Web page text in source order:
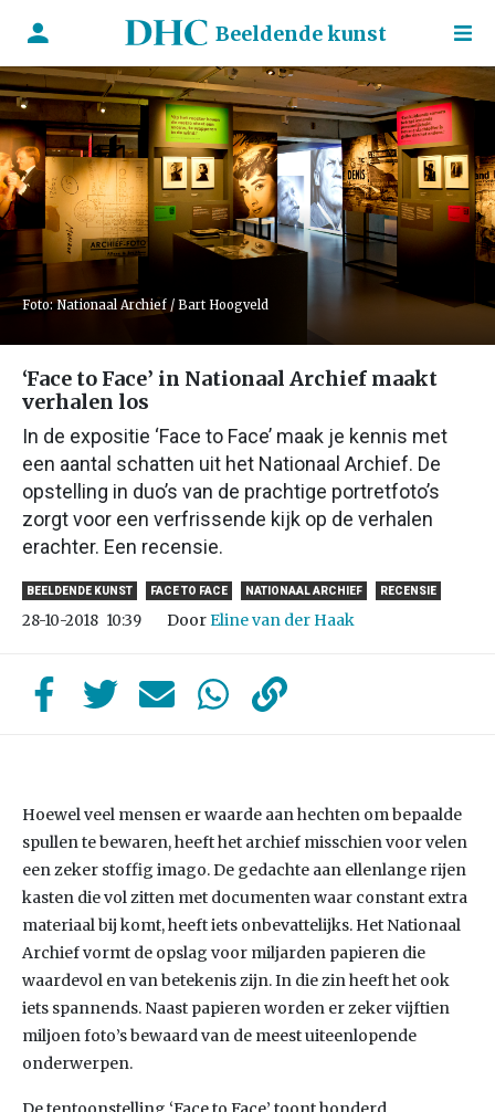
Beeldende kunst
Foto: Nationaal Archief / Bart Hoogveld
‘Face to Face’ in Nationaal Archief maakt
verhalen los
In de expositie ‘Face to Face’ maak je kennis met
een aantal schatten uit het Nationaal Archief. De
opstelling in duo’s van de prachtige portretfoto’s
zorgt voor een verfrissende kijk op de verhalen
erachter. Een recensie.
BEELDENDE KUNST FACE TO FACE NATIONAAL ARCHIEF RECENSIE
28-10-2018 10:39 DoorEline van der Haak
Hoewel veel mensen er waarde aan hechten om bepaalde
spullen te bewaren, heeft het archief misschien voor velen
een zeker stoffig imago. De gedachte aan ellenlange rijen
kasten die vol zitten met documenten waar constant extra
materiaal bij komt, heeft iets onbevattelijks. Het Nationaal
Archief vormt de opslag voor miljarden papieren die
waardevol en van betekenis zijn. In die zin heeft het ook
iets spannends. Naast papieren worden er zeker vijftien
miljoen foto’s bewaard van de meest uiteenlopende
onderwerpen.